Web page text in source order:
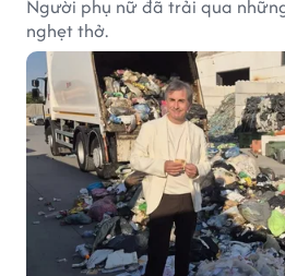
Người phụ nữ đã trải qua
nghẹt thở.